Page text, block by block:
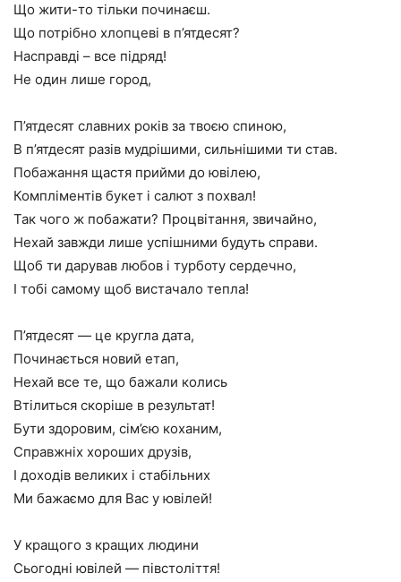
Що жити-то тільки починаєш.
Що потрібно хлопцеві в п’ятдесят?
Насправді – все підряд!
Не один лише город,
П’ятдесят славних років за твоєю спиною,
В п’ятдесят разів мудрішими, сильнішими ти став.
Побажання щастя прийми до ювілею,
Компліментів букет і салют з похвал!
Так чого ж побажати? Процвітання, звичайно,
Нехай завжди лише успішними будуть справи.
Щоб ти дарував любов і турботу сердечно,
І тобі самому щоб вистачало тепла!
П’ятдесят — це кругла дата,
Починається новий етап,
Нехай все те, що бажали колись
Втілиться скоріше в результат!
Бути здоровим, сім’єю коханим,
Справжніх хороших друзів,
І доходів великих і стабільних
Ми бажаємо для Вас у ювілей!
У кращого з кращих людини
Сьогодні ювілей — півстоліття!